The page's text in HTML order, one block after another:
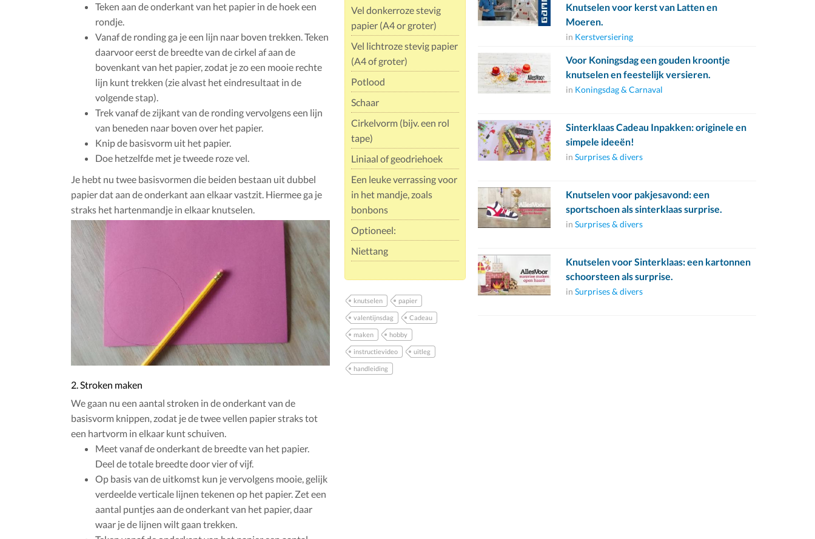
Vel donkerroze stevig
papier (A4 or groter)
Vel lichtroze stevig papier
(A4 of groter)
Potlood
Schaar
Cirkelvorm (bijv. een rol
tape)
Liniaal of geodriehoek
Een leuke verrassing voor
in het mandje, zoals
bonbons
Optioneel:
Niettang
knutselen papier
valentijnsdag Cadeau
maken hobby
instructievideo uitleg
handleiding
Teken aan de onderkant van het papier in de hoek een
rondje.
Vanaf de ronding ga je een lijn naar boven trekken. Teken
daarvoor eerst de breedte van de cirkel af aan de
bovenkant van het papier, zodat je zo een mooie rechte
lijn kunt trekken (zie alvast het eindresultaat in de
volgende stap).
Trek vanaf de zijkant van de ronding vervolgens een lijn
van beneden naar boven over het papier.
Knip de basisvorm uit het papier.
Doe hetzelfde met je tweede roze vel.
Je hebt nu twee basisvormen die beiden bestaan uit dubbel
papier dat aan de onderkant aan elkaar vastzit. Hiermee ga je
straks het hartenmandje in elkaar knutselen.
2. Stroken maken
We gaan nu een aantal stroken in de onderkant van de
basisvorm knippen, zodat je de twee vellen papier straks tot
een hartvorm in elkaar kunt schuiven.
Meet vanaf de onderkant de breedte van het papier.
Deel de totale breedte door vier of vijf.
Op basis van de uitkomst kun je vervolgens mooie, gelijk
verdeelde verticale lijnen tekenen op het papier. Zet een
aantal puntjes aan de onderkant van het papier, daar
waar je de lijnen wilt gaan trekken.
Knutselen voor kerst van Latten en
Moeren.
in Kerstversiering
Voor Koningsdag een gouden kroontje
knutselen en feestelijk versieren.
in Koningsdag & Carnaval
Sinterklaas Cadeau Inpakken: originele en
simpele ideeën!
in Surprises & divers
Knutselen voor pakjesavond: een
sportschoen als sinterklaas surprise.
in Surprises & divers
Knutselen voor Sinterklaas: een kartonnen
schoorsteen als surprise.
in Surprises & divers